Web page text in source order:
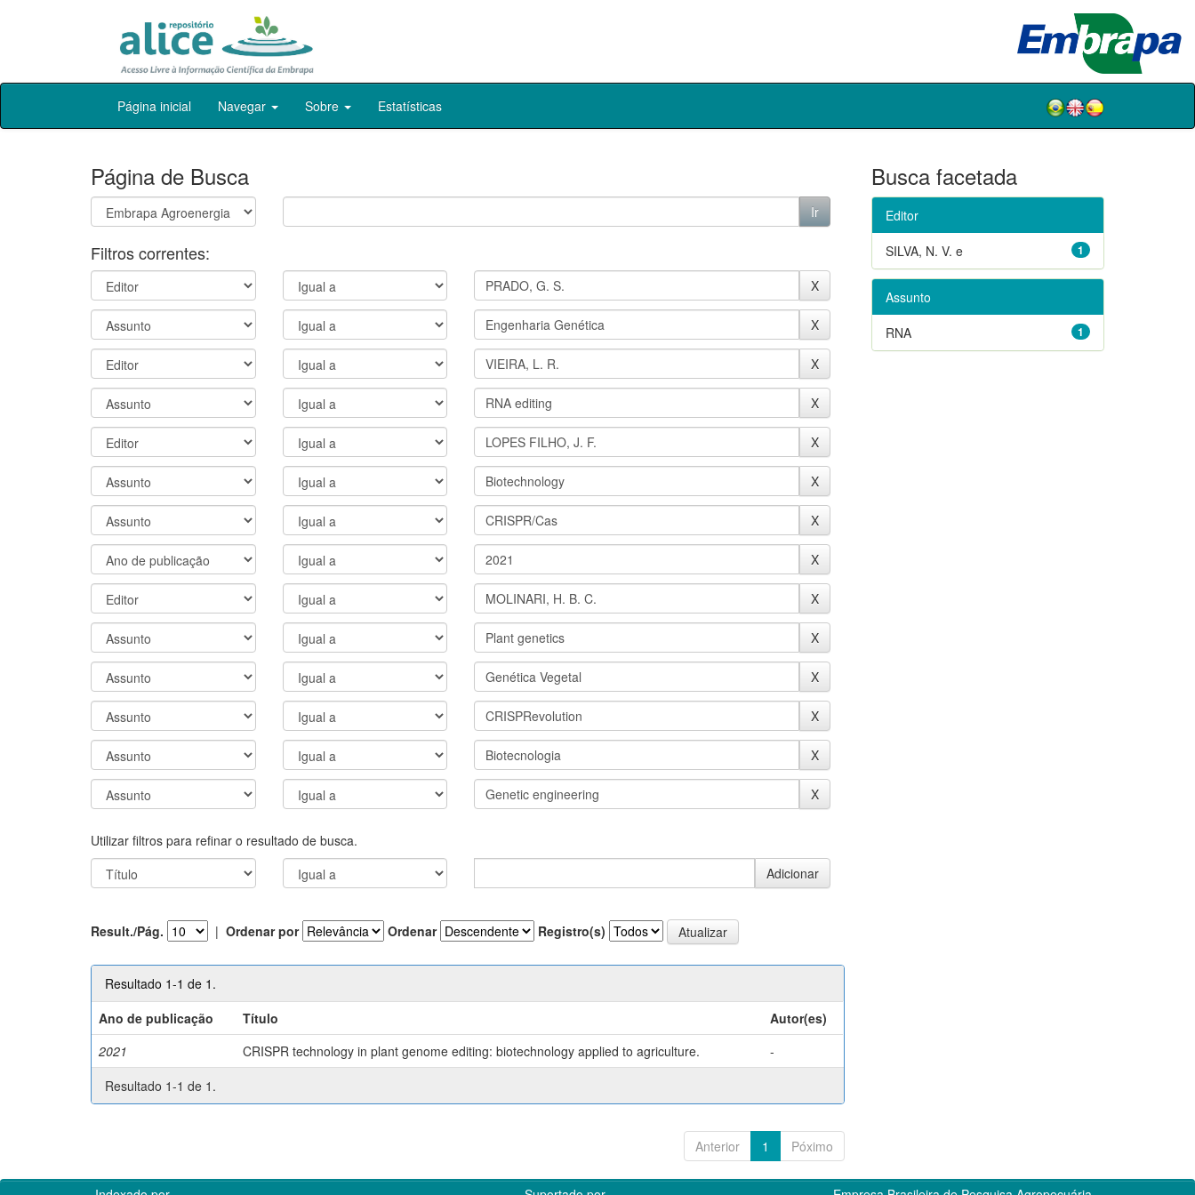
Skip
Página inicial Navegar Sobre Estatísticas
Página de Busca
Filtros correntes:
Utilizar filtros para refinar o resultado de busca.
Result./Pág. | Ordenar por Ordenar Registro(s)
Resultado 1-1 de 1.
Ano de publicação
Título
Autor(es)
2021
CRISPR technology in plant genome editing: biotechnology applied to agriculture.
-
Resultado 1-1 de 1.
Anterior 1 Póximo
Busca facetada
Editor
1
SILVA, N. V. e
Assunto
1
RNA